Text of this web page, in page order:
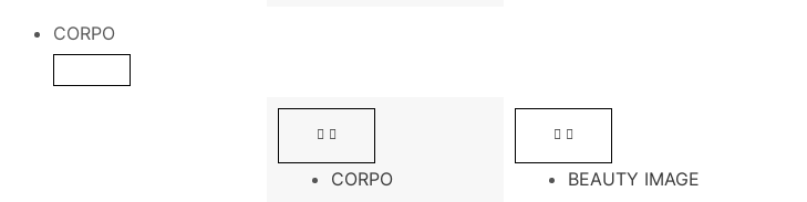
CORPO
CORPO BEAUTY IMAGE